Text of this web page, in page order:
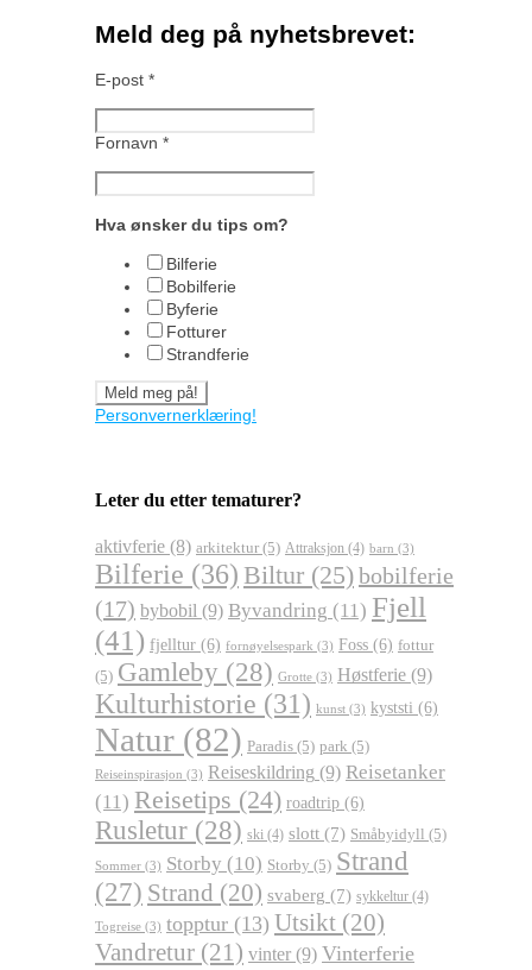
Meld deg på nyhetsbrevet:
E-post *
Fornavn *
Hva ønsker du tips om?
Bilferie
Bobilferie
Byferie
Fotturer
Strandferie
Personvernerklæring!
Leter du etter tematurer?
aktivferie (8) arkitektur (5) Attraksjon (4) barn (3)
Bilferie (36) Biltur (25)bobilferie
(17) bybobil (9) Byvandring (11) Fjell
(41) fjelltur (6) fornøyelsespark (3) Foss (6) fottur
(5) Gamleby (28) Grotte (3) Høstferie (9)
Kulturhistorie (31) kunst (3) kyststi (6)
Natur (82) Paradis (5) park (5)
Reiseinspirasjon (3) Reiseskildring (9) Reisetanker
(11) Reisetips (24) roadtrip (6)
Rusletur (28) ski (4) slott (7) Småbyidyll (5)
Sommer (3) Storby (10) Storby (5) Strand
(27) Strand (20) svaberg (7) sykkeltur (4)
Togreise (3) topptur (13) Utsikt (20)
Vandretur (21) vinter (9) Vinterferie